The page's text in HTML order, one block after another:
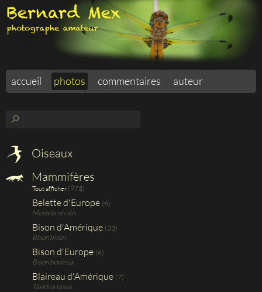
accueil photos commentaires auteur
⚲
Oiseaux
Mammifères
Tout afficher (973)
Belette d'Europe (6)
Mustela nivalis
Bison d'Amérique (33)
Bison bison
Bison d'Europe (6)
Bison bonasus
Blaireau d'Amérique (7)
Taxidea taxus